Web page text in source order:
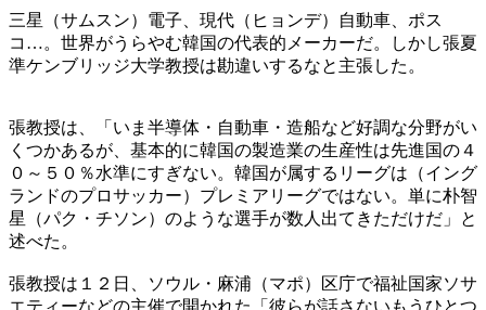
三星（サムスン）電子、現代（ヒョンデ）自動車、ポス
コ…。世界がうらやむ韓国の代表的メーカーだ。しかし張夏
準ケンブリッジ大学教授は勘違いするなと主張した。
張教授は、「いま半導体・自動車・造船など好調な分野がい
くつかあるが、基本的に韓国の製造業の生産性は先進国の４
０～５０％水準にすぎない。韓国が属するリーグは（イング
ランドのプロサッカー）プレミアリーグではない。単に朴智
星（パク・チソン）のような選手が数人出てきただけだ」と
述べた。
張教授は１２日、ソウル・麻浦（マポ）区庁で福祉国家ソサ